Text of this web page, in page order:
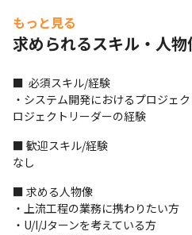
＜募集背景＞
ら、多種多様な課題の相談を受け
10月時点）。
2025年10月現在、売上・利益共に
経営基盤を持った事業運営を見込ん
リケーション」や「組込ソフトウ
めとする、エンジニアの採用を積極
＜教育研修制度＞
・入社後はOJT形式で業務を進めて
・インフラやAIなど、常時200以上
もっと見る
求められるスキル・人物
■  必須スキル/経験
・システム開発におけるプロジェ
ロジェクトリーダーの経験
■ 歓迎スキル/経験
なし
■ 求める人物像
・上流工程の業務に携わりたい方
・U/I/Jターンを考えている方